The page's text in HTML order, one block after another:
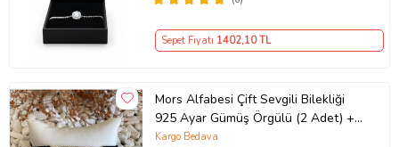
Sepet Fiyatı 1402,10 TL
Mors Alfabesi Çift Sevgili Bilekliği
925 Ayar Gümüş Örgülü (2 Adet) +
1 Adet Hediye Bileklik
Kargo Bedava